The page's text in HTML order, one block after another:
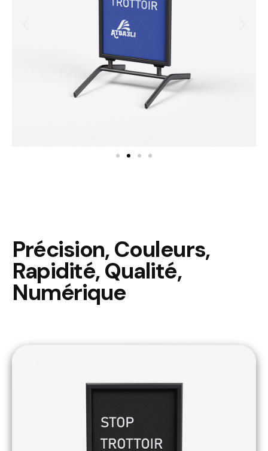
Précision, Couleurs,
Rapidité, Qualité,
Numérique